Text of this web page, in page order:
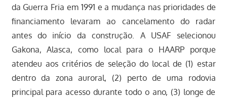
da Guerra Fria em 1991 e a mudança nas prioridades de
financiamento levaram ao cancelamento do radar
antes do início da construção. A USAF selecionou
Gakona, Alasca, como local para o HAARP porque
atendeu aos critérios de seleção do local de (1) estar
dentro da zona auroral, (2) perto de uma rodovia
principal para acesso durante todo o ano, (3) longe de